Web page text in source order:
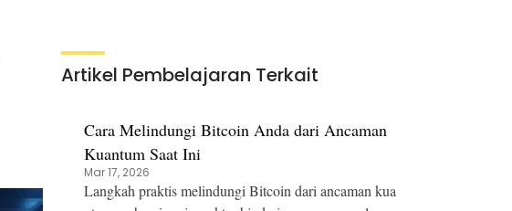
Artikel Pembelajaran Terkait
Cara Melindungi Bitcoin Anda dari Ancaman
Kuantum Saat Ini
Mar 17, 2026
Langkah praktis melindungi Bitcoin dari ancaman kua